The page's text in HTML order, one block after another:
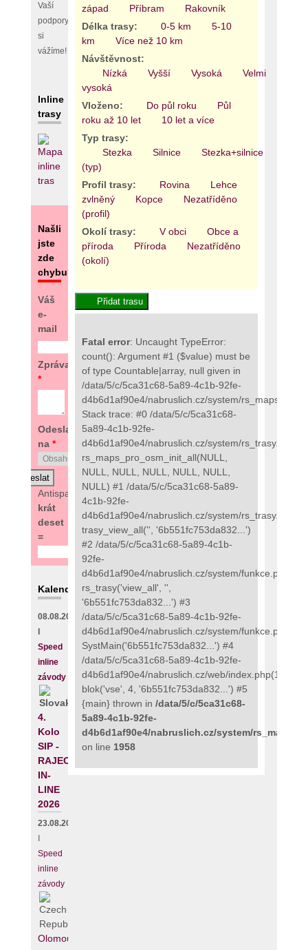
Vaší
podpory
si
vážíme!
Inline
trasy
Našli
jste
zde
chybu?
Váš
e-
mail
Zpráva
*
Odeslat
na *
Antispam:
4
krát
deset
=
Kalendář
08.08.2026
Speed
inline
závody
4.
Kolo
SIP -
RAJECKÝ
IN-
LINE
2026
23.08.2026
Speed
inline
závody
Olomouc
západ
Příbram
Rakovník
Délka trasy:
0-5 km
5-10
km
Více než 10 km
Návštěvnost:
Nízká
Vyšší Vysoká
Velmi
vysoká
Vloženo:
Do půl roku
Půl
roku až 10 let
10 let a více
Typ trasy:
Stezka
Silnice Stezka+silnice
(typ)
Profil trasy:
Rovina
Lehce
zvlněný
Kopce
Nezatříděno
(profil)
Okolí trasy:
V obci
Obce a
příroda
Příroda
Nezatříděno
(okolí)
Fatal error: Uncaught TypeError:
count(): Argument #1 ($value) must be
of type Countable|array, null given in
/data/5/c/5ca31c68-5a89-4c1b-92fe-
d4b6d1af90e4/nabruslich.cz/system/
Stack trace: #0 /data/5/c/5ca31c68-
5a89-4c1b-92fe-
d4b6d1af90e4/nabruslich.cz/system/
rs_maps_pro_osm_init_all(NULL,
NULL, NULL, NULL, NULL, NULL,
NULL) #1 /data/5/c/5ca31c68-5a89-
4c1b-92fe-
d4b6d1af90e4/nabruslich.cz/system/
trasy_view_all('', '6b551fc753da832...')
#2 /data/5/c/5ca31c68-5a89-4c1b-
92fe-
d4b6d1af90e4/nabruslich.cz/system/
rs_trasy('view_all', '',
'6b551fc753da832...') #3
/data/5/c/5ca31c68-5a89-4c1b-92fe-
d4b6d1af90e4/nabruslich.cz/system/
SystMain('6b551fc753da832...') #4
/data/5/c/5ca31c68-5a89-4c1b-92fe-
d4b6d1af90e4/nabruslich.cz/web/index.php(111):
blok('vse', 4, '6b551fc753da832...') #5
{main} thrown in /data/5/c/5ca31c68-
5a89-4c1b-92fe-
d4b6d1af90e4/nabruslich.cz/system/
on line 1958